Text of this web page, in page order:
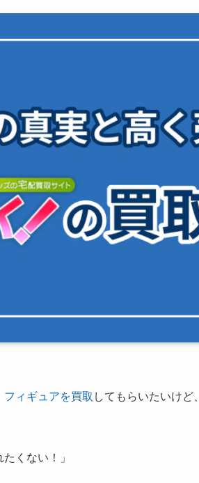
フィギュアを買取 してもらいたいけ
くない！」